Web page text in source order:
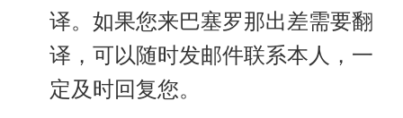
译。如果您来巴塞罗那出差需要翻
译，可以随时发邮件联系本人，一
定及时回复您。